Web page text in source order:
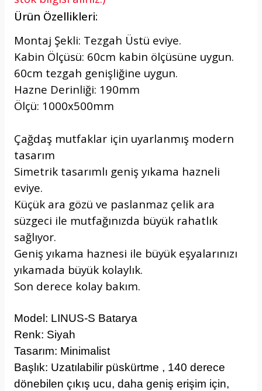
Ürün Özellikleri:
Montaj Şekli: Tezgah Üstü eviye.
Kabin Ölçüsü: 60cm kabin ölçüsüne uygun.
60cm tezgah genişliğine uygun.
Hazne Derinliği: 190mm
Ölçü: 1000x500mm
Çağdaş mutfaklar için uyarlanmış modern
tasarım
Simetrik tasarımlı geniş yıkama hazneli
eviye.
Küçük ara gözü ve paslanmaz çelik ara
süzgeci ile mutfağınızda büyük rahatlık
sağlıyor.
Geniş yıkama haznesi ile büyük eşyalarınızı
yıkamada büyük kolaylık.
Son derece kolay bakım.
Model: LINUS-S Batarya
Renk: Siyah
Tasarım: Minimalist
Başlık: Uzatılabilir püskürtme , 140 derece
dönebilen çıkış ucu, daha geniş erişim için,